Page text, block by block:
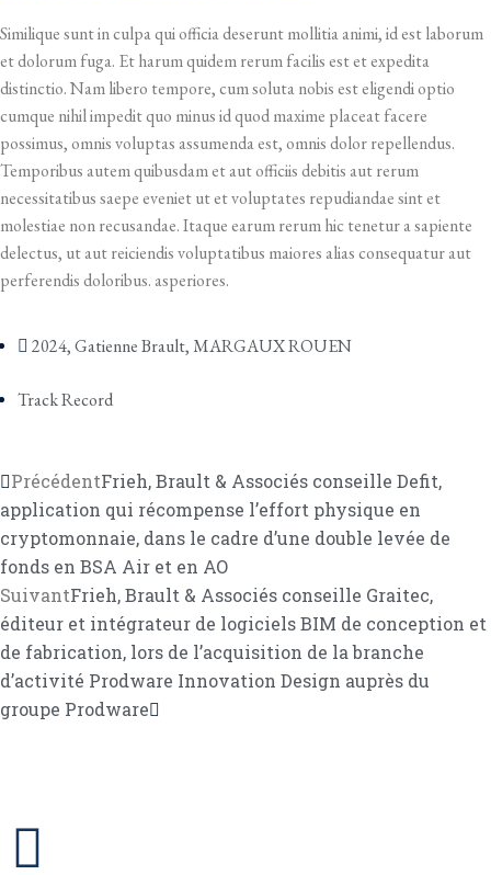
Similique sunt in culpa qui officia deserunt mollitia animi, id est laborum
et dolorum fuga. Et harum quidem rerum facilis est et expedita
distinctio. Nam libero tempore, cum soluta nobis est eligendi optio
cumque nihil impedit quo minus id quod maxime placeat facere
possimus, omnis voluptas assumenda est, omnis dolor repellendus.
Temporibus autem quibusdam et aut officiis debitis aut rerum
necessitatibus saepe eveniet ut et voluptates repudiandae sint et
molestiae non recusandae. Itaque earum rerum hic tenetur a sapiente
delectus, ut aut reiciendis voluptatibus maiores alias consequatur aut
perferendis doloribus. asperiores.
2024,Gatienne Brault,MARGAUX ROUEN
Track Record
PrécédentFrieh, Brault & Associés conseille Defit,
application qui récompense l’effort physique en
cryptomonnaie, dans le cadre d’une double levée de
fonds en BSA Air et en AO
SuivantFrieh, Brault & Associés conseille Graitec,
éditeur et intégrateur de logiciels BIM de conception et
de fabrication, lors de l’acquisition de la branche
d’activité Prodware Innovation Design auprès du
groupe Prodware